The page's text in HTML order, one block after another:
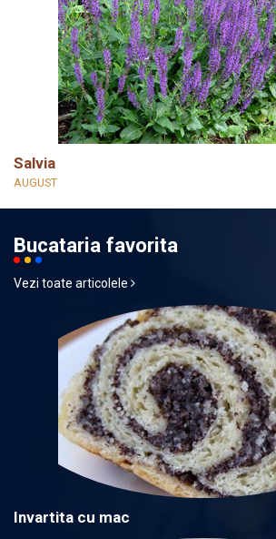
Salvia
AUGUST
Bucataria favorita
Vezi toate articolele
Invartita cu mac